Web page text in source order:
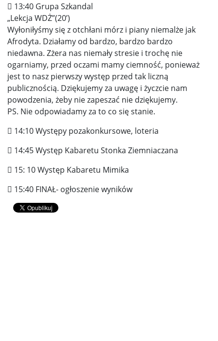
 13:40 Grupa Szkandal
„Lekcja WDŻ”(20’)
Wyłoniłyśmy się z otchłani mórz i piany niemalże jak
Afrodyta. Działamy od bardzo, bardzo bardzo
niedawna. Zżera nas niemały stresie i trochę nie
ogarniamy, przed oczami mamy ciemność, ponieważ
jest to nasz pierwszy występ przed tak liczną
publicznością. Dziękujemy za uwagę i życzcie nam
powodzenia, żeby nie zapeszać nie dziękujemy.
PS. Nie odpowiadamy za to co się stanie.
 14:10 Występy pozakonkursowe, loteria
 14:45 Występ Kabaretu Stonka Ziemniaczana
 15: 10 Występ Kabaretu Mimika
 15:40 FINAŁ- ogłoszenie wyników